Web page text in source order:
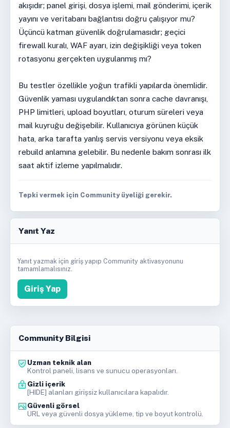
akışıdır; panel girişi, dosya işlemi, mail gönderimi, içerik
yayını ve veritabanı bağlantısı doğru çalışıyor mu?
Üçüncü katman güvenlik doğrulamasıdır; geçici
firewall kuralı, WAF ayarı, izin değişikliği veya token
rotasyonu gerçekten uygulanmış mı?
Bu testler özellikle yoğun trafikli yapılarda önemlidir.
Güvenlik yaması uygulandıktan sonra cache davranışı,
PHP limitleri, upload boyutları, oturum süreleri veya
mail kuyruğu değişebilir. Kullanıcıya görünen küçük
hata, arka tarafta yanlış servis versiyonu veya eksik
rebuild anlamına gelebilir. Bu nedenle bakım sonrası ilk
saat aktif izleme yapılmalıdır.
Tepki vermek için Community üyeliği gerekir.
Yanıt Yaz
Yanıt yazmak için giriş yapıp Community aktivasyonunu
tamamlamalısınız.
Giriş Yap
Community Bilgisi
Uzman teknik alan
Kontrol paneli, lisans ve sunucu operasyonları.
Gizli içerik
[HIDE] alanları girişsiz kullanıcılara kapalıdır.
Güvenli görsel
URL veya güvenli dosya yükleme, tip ve boyut kontrolü.